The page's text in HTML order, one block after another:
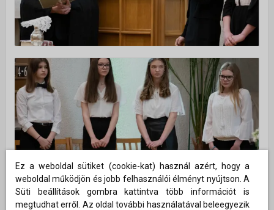
Ez a weboldal sütiket (cookie-kat) használ azért, hogy a
weboldal működjön és jobb felhasználói élményt nyújtson. A
Süti beállítások gombra kattintva több információt is
megtudhat erről. Az oldal további használatával beleegyezik